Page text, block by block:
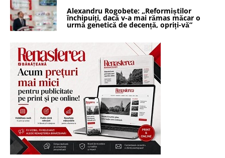
Alexandru Rogobete: „Reformiștilor
închipuiți, dacă v-a mai rămas măcar o
urmă genetică de decență, opriți-vă”